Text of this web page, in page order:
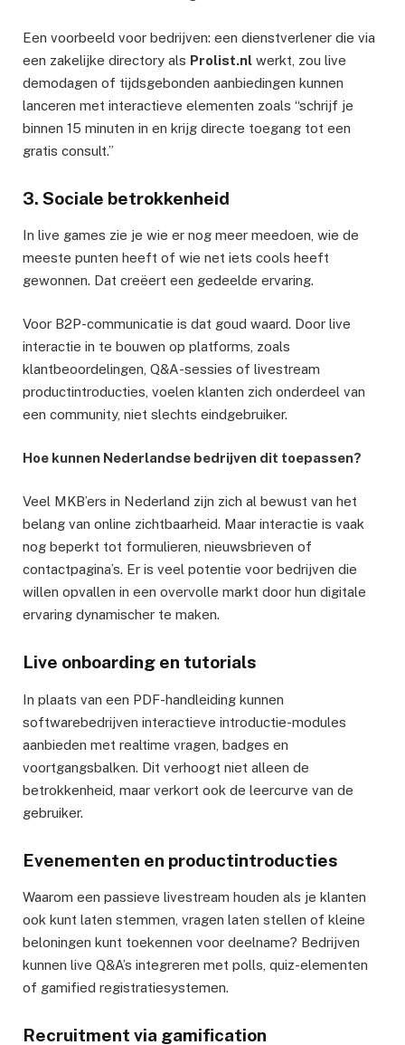
Een voorbeeld voor bedrijven: een dienstverlener die via
een zakelijke directory als Prolist.nl werkt, zou live
demodagen of tijdsgebonden aanbiedingen kunnen
lanceren met interactieve elementen zoals “schrijf je
binnen 15 minuten in en krijg directe toegang tot een
gratis consult.”
3. Sociale betrokkenheid
In live games zie je wie er nog meer meedoen, wie de
meeste punten heeft of wie net iets cools heeft
gewonnen. Dat creëert een gedeelde ervaring.
Voor B2P-communicatie is dat goud waard. Door live
interactie in te bouwen op platforms, zoals
klantbeoordelingen, Q&A-sessies of livestream
productintroducties, voelen klanten zich onderdeel van
een community, niet slechts eindgebruiker.
Hoe kunnen Nederlandse bedrijven dit toepassen?
Veel MKB’ers in Nederland zijn zich al bewust van het
belang van online zichtbaarheid. Maar interactie is vaak
nog beperkt tot formulieren, nieuwsbrieven of
contactpagina’s. Er is veel potentie voor bedrijven die
willen opvallen in een overvolle markt door hun digitale
ervaring dynamischer te maken.
Live onboarding en tutorials
In plaats van een PDF-handleiding kunnen
softwarebedrijven interactieve introductie-modules
aanbieden met realtime vragen, badges en
voortgangsbalken. Dit verhoogt niet alleen de
betrokkenheid, maar verkort ook de leercurve van de
gebruiker.
Evenementen en productintroducties
Waarom een passieve livestream houden als je klanten
ook kunt laten stemmen, vragen laten stellen of kleine
beloningen kunt toekennen voor deelname? Bedrijven
kunnen live Q&A’s integreren met polls, quiz-elementen
of gamified registratiesystemen.
Recruitment via gamification